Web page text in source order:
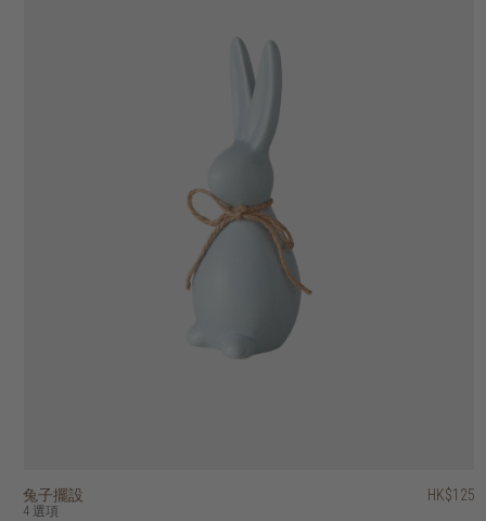
兔子擺設
4 選項
HK$125
香港區域印花容器
2 選項
HK$375
螺旋印花容器
2 選項
HK$375
裝飾蘋果
2 選項
HK$145
柚木容器連蓋 HK$195
柚木淺口碗 HK$395
混合天然物雙色掛牆裝飾 HK$1,950
籐製網格掛牆裝飾 HK$1,950
藤織圓盤掛牆裝飾 HK$2,250
雲石蛋形紙鎮
3 選項
HK$95